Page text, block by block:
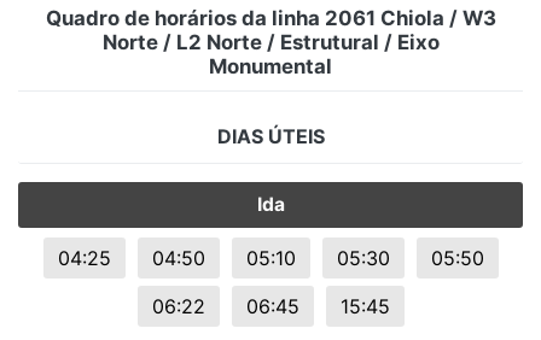
Quadro de horários da linha 2061 Chiola / W3
Norte / L2 Norte / Estrutural / Eixo
Monumental
DIAS ÚTEIS
Ida
04:25 04:50 05:10 05:30
05:50
06:22
06:45 15:45